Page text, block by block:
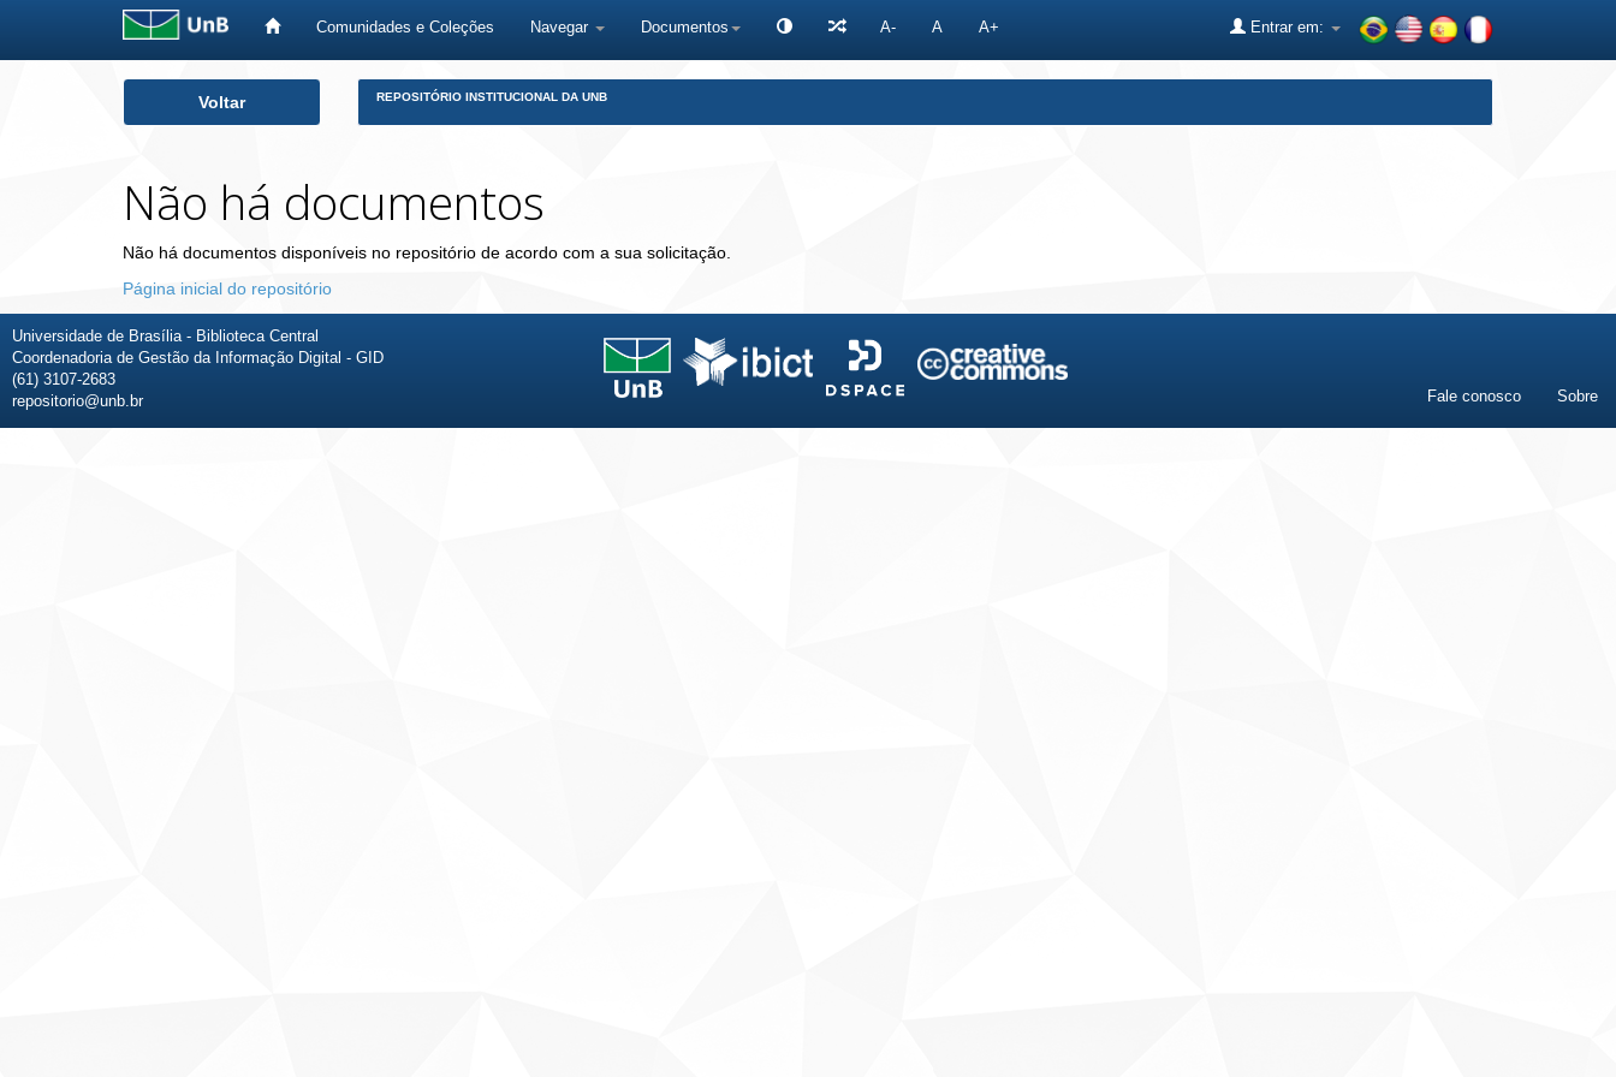
Comunidades e Coleções Navegar Documentos A- A A+ Entrar em:
Voltar REPOSITÓRIO INSTITUCIONAL DA UNB
Não há documentos
Não há documentos disponíveis no repositório de acordo com a sua solicitação.
Página inicial do repositório
Universidade de Brasília - Biblioteca Central
Coordenadoria de Gestão da Informação Digital - GID
(61) 3107-2683
repositorio@unb.br
Fale conosco Sobre